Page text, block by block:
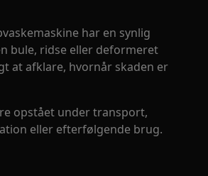
har en synlig
bule, ridse eller deformeret
at afklare, hvornår skaden er
opstået under transport,
eller efterfølgende brug.